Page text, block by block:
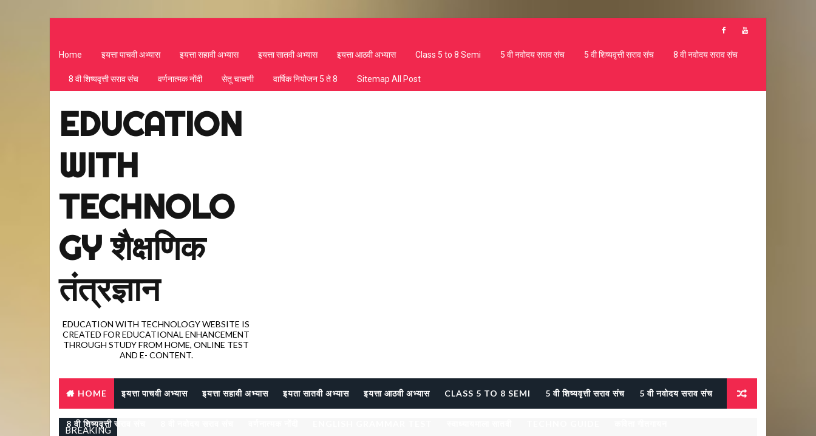
Home इयत्ता पाचवी अभ्यास इयत्ता सहावी अभ्यास इयत्ता सातवी अभ्यास इयत्ता आठवी अभ्यास Class 5 to 8 Semi 5 वी नवोदय सराव संच 5 वी शिष्यवृत्ती सराव संच 8 वी नवोदय सराव संच
8 वी शिष्यवृत्ती सराव संच वर्णनात्मक नोंदी सेतू चाचणी वार्षिक नियोजन 5 ते 8 Sitemap All Post
EDUCATION
WITH
TECHNOLO
GY शैक्षणिक
तंत्रज्ञान
EDUCATION WITH TECHNOLOGY WEBSITE IS
CREATED FOR EDUCATIONAL ENHANCEMENT
THROUGH STUDY FROM HOME, ONLINE TEST
AND E- CONTENT.
HOME इयत्ता पाचवी अभ्यास इयत्ता सहावी अभ्यास इयता सातवी अभ्यास इयत्ता आठवी अभ्यास CLASS 5 TO 8 SEMI 5 वी शिष्यवृत्ती सराव संच 5 वी नवोदय सराव संच
8 वी शिष्यवृत्ती सराव संच
BREAKING